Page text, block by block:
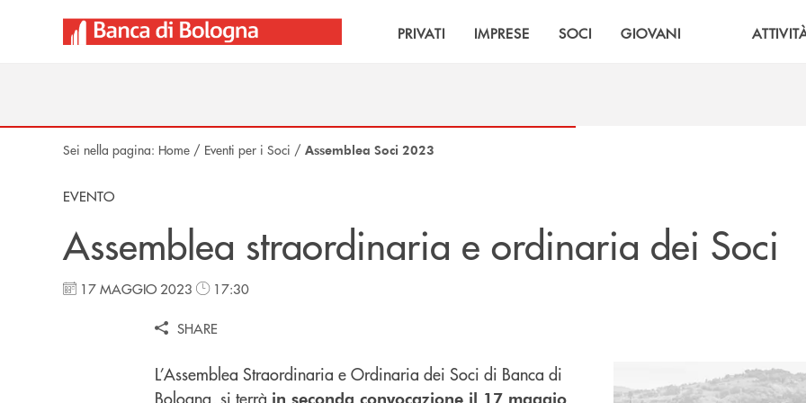
PRIVATI IMPRESE SOCI GIOVANI
Sei nella pagina: Home / Eventi per i Soci / Assemblea Soci 2023
EVENTO
Assemblea straordinaria e ordinaria dei Soci
17 MAGGIO 2023 17:30
SHARE
L’Assemblea Straordinaria e Ordinaria dei Soci di Banca di
Bologna, si terrà in seconda convocazione il 17 maggio